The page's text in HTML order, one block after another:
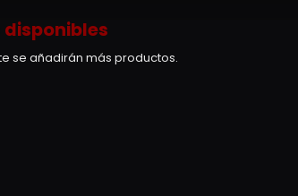
se añadirán más productos.